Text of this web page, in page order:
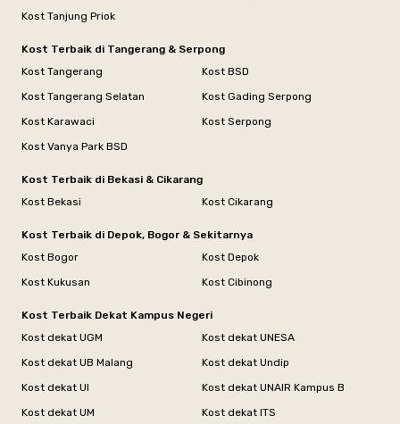
Kost Tanjung Priok
Kost Terbaik di Tangerang & Serpong
Kost Tangerang
Kost BSD
Kost Tangerang Selatan
Kost Gading Serpong
Kost Karawaci
Kost Serpong
Kost Vanya Park BSD
Kost Terbaik di Bekasi & Cikarang
Kost Bekasi
Kost Cikarang
Kost Terbaik di Depok, Bogor & Sekitarnya
Kost Bogor
Kost Depok
Kost Kukusan
Kost Cibinong
Kost Terbaik Dekat Kampus Negeri
Kost dekat UGM
Kost dekat UNESA
Kost dekat UB Malang
Kost dekat Undip
Kost dekat UI
Kost dekat UNAIR Kampus B
Kost dekat UM
Kost dekat ITS